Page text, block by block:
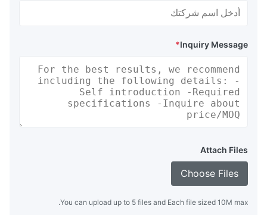
Inquiry Message
*
Attach Files
Choose Files
You can upload up to 5 files and Each file sized 10M max.